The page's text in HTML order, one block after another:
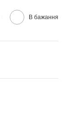
В бажання